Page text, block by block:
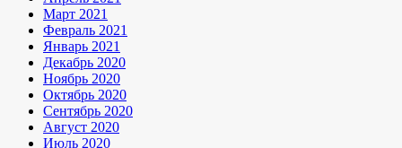
Март 2021
Февраль 2021
Январь 2021
Декабрь 2020
Ноябрь 2020
Октябрь 2020
Сентябрь 2020
Август 2020
Июль 2020